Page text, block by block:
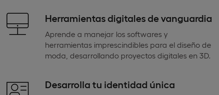
Herramientas digitales de vanguardia
Aprende a manejar los softwares y
herramientas imprescindibles para el diseño de
moda, desarrollando proyectos digitales en 3D.
Desarrolla tu identidad única